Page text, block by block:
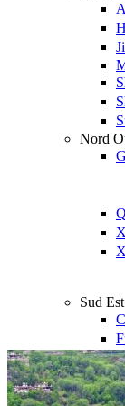
Nord
Sud Est